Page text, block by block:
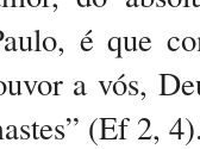
é que
a vós,
(Ef 2,